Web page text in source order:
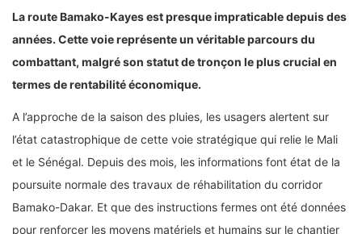
La route Bamako-Kayes est presque impraticable depuis des
années. Cette voie représente un véritable parcours du
combattant, malgré son statut de tronçon le plus crucial en
termes de rentabilité économique.
A l’approche de la saison des pluies, les usagers alertent sur
l’état catastrophique de cette voie stratégique qui relie le Mali
et le Sénégal. Depuis des mois, les informations font état de la
poursuite normale des travaux de réhabilitation du corridor
Bamako-Dakar. Et que des instructions fermes ont été données
pour renforcer les moyens matériels et humains sur le chantier